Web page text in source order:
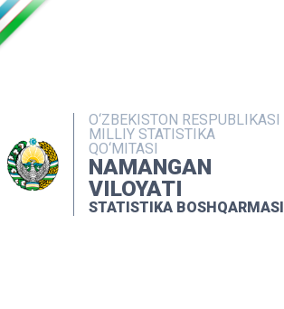
O‘ZBEKISTON RESPUBLIKASI
MILLIY STATISTIKA
QO‘MITASI
NAMANGAN
VILOYATI
STATISTIKA BOSHQARMASI
NASHRLAR
INTERAKTIV XIZMATLAR
MATBUOT XIZMATI
MUROJAATLAR